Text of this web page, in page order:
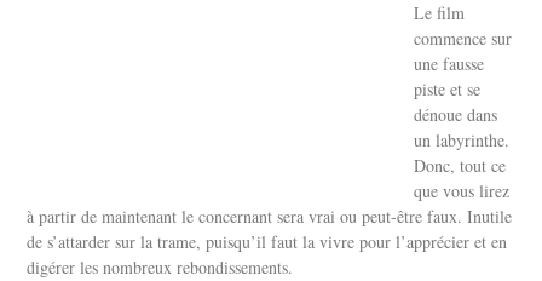
Le film
commence sur
une fausse
piste et se
dénoue dans
un labyrinthe.
Donc, tout ce
que vous lirez
à partir de maintenant le concernant sera vrai ou peut-être faux. Inutile
de s’attarder sur la trame, puisqu’il faut la vivre pour l’apprécier et en
digérer les nombreux rebondissements.